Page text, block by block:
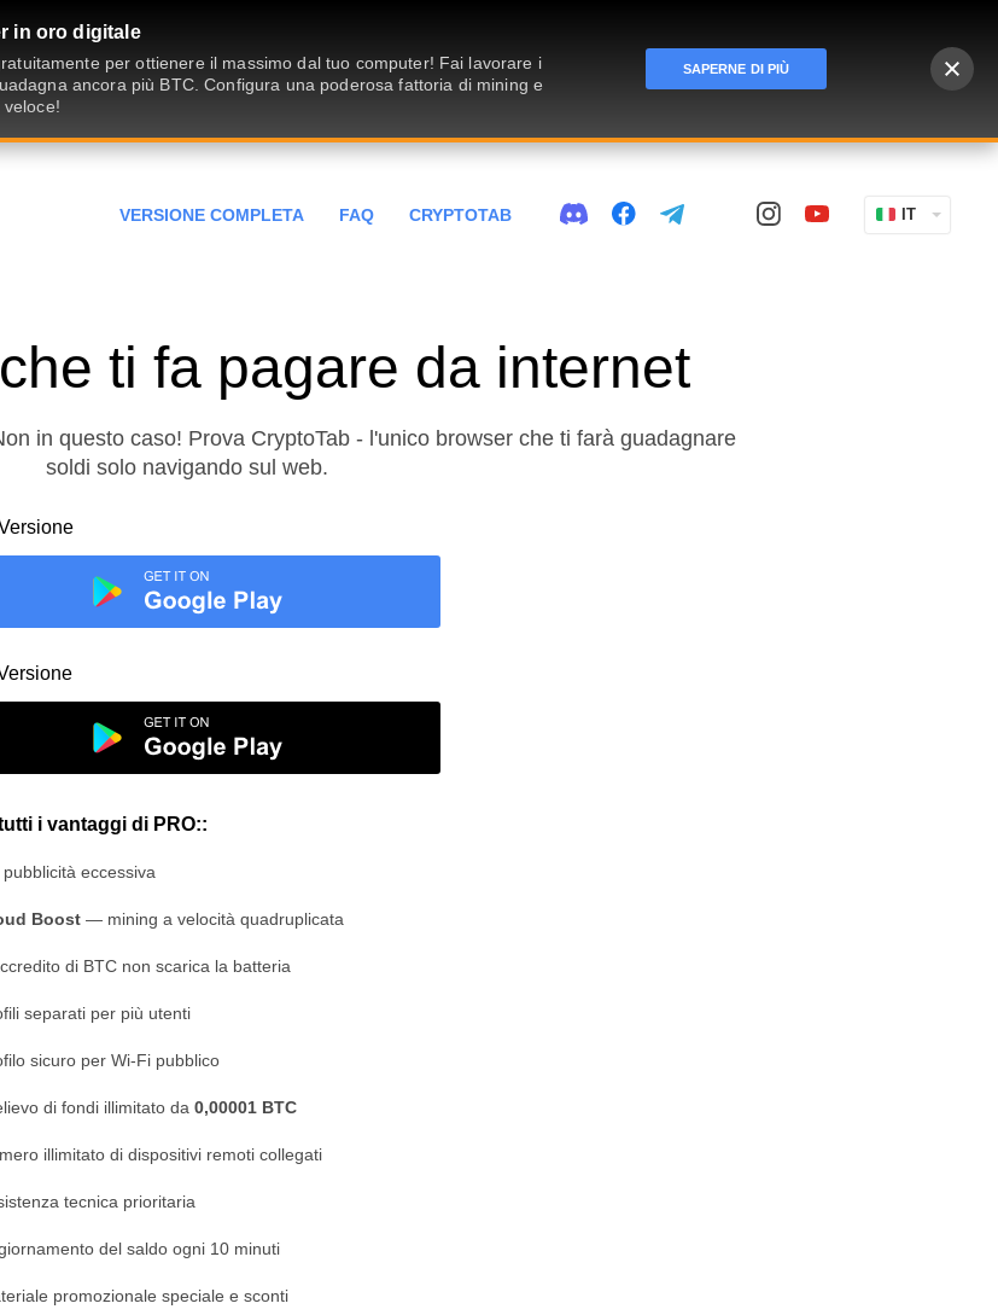
in oro digitale
per ottienere il massimo dal tuo computer! Fai lavorare i
ancora più BTC. Configura una poderosa fattoria di mining e
SAPERNE DI PIÙ
VERSIONE COMPLETA FAQ CRYPTOTAB IT
ti fa pagare da internet
in questo caso! Prova CryptoTab - l'unico browser che ti farà guadagnare
soldi solo navigando sul web.
i vantaggi di PRO::
pubblicità eccessiva
Boost — mining a velocità quadruplicata
di BTC non scarica la batteria
separati per più utenti
sicuro per Wi-Fi pubblico
di fondi illimitato da 0,00001 BTC
illimitato di dispositivi remoti collegati
tecnica prioritaria
del saldo ogni 10 minuti
promozionale speciale e sconti